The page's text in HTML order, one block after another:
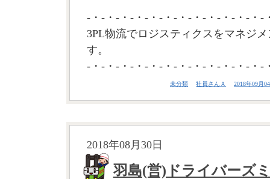
-・-・-・-・-・-・-・-・-・-・-・-・-
3PL物流でロジスティクスをマネジ
す。
-・-・-・-・-・-・-・-・-・-・-・-・-
未分類 社員さんＡ 2018年09月
2018年08月30日
羽島(営)ドライバーズ